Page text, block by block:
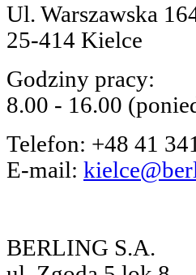
Ul. Warszawska
25-414 Kielce
Godziny pracy:
8.00 - 16.00
Telefon: +48 41
E-mail:
BERLING S.A.